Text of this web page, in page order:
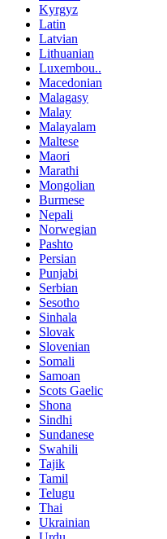
Kyrgyz
Latin
Latvian
Lithuanian
Luxembou..
Macedonian
Malagasy
Malay
Malayalam
Maltese
Maori
Marathi
Mongolian
Burmese
Nepali
Norwegian
Pashto
Persian
Punjabi
Serbian
Sesotho
Sinhala
Slovak
Slovenian
Somali
Samoan
Scots Gaelic
Shona
Sindhi
Sundanese
Swahili
Tajik
Tamil
Telugu
Thai
Ukrainian